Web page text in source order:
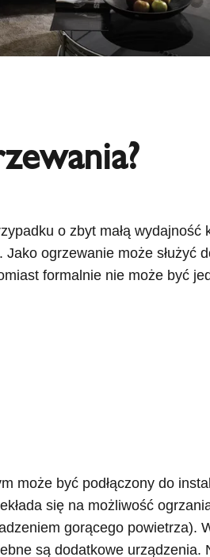
o zbyt małą wydajność
ogrzewanie może służyć
formalnie nie może być
może być podłączony do
się na możliwość
gorącego powietrza).
są dodatkowe urządzenia.